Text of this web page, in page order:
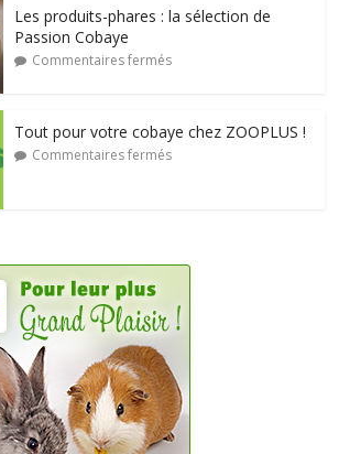
Les produits-phares : la sélection de
Passion Cobaye
Commentaires fermés
Tout pour votre cobaye chez ZOOPLUS !
Commentaires fermés